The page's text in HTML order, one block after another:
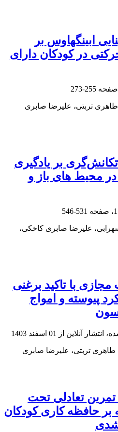
ابینگهاوس بر
در کودکان دارای
255-273
تربتی، علیرضا صابری
بر یادگیری
محیط های باز و
531-546
علیرضا صابری کاخکی،
مجازی با تاکید برغنی
پیوسته و امواج
انتشار آنلاین از 01 اسفند 1403
طاهری تربتی، علیرضا صابری
تمرین تعادلی تحت
بر حافظه کاری کودکان